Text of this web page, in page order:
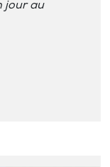
jour au